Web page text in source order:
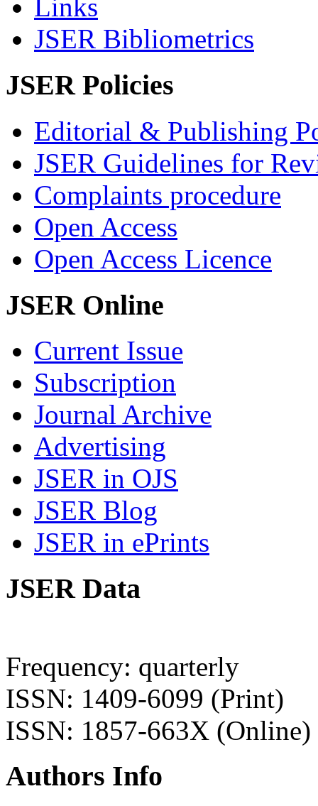
Links
JSER Bibliometrics
JSER Policies
Editorial & Publishing
JSER Guidelines for
Complaints procedure
Open Access
Open Access Licence
JSER Online
Current Issue
Subscription
Journal Archive
Advertising
JSER in OJS
JSER Blog
JSER in ePrints
JSER Data
Frequency: quarterly
ISSN: 1409-6099 (Print)
ISSN: 1857-663X (Online)
Authors Info